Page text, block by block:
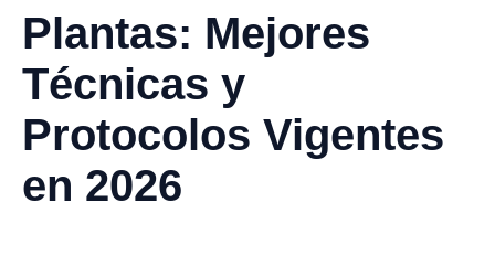
Plantas: Mejores
Técnicas y
Protocolos Vigentes
en 2026